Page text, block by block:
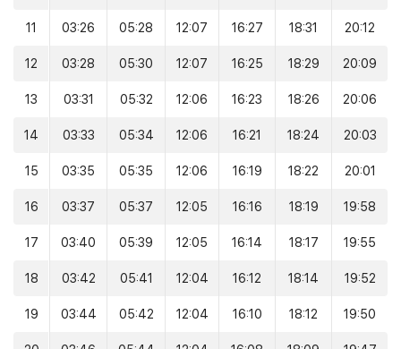
11 03:26 05:28 12:07 16:27 18:31 20:12
12 03:28 05:30 12:07 16:25 18:29 20:09
13 03:31 05:32 12:06 16:23 18:26 20:06
14 03:33 05:34 12:06 16:21 18:24 20:03
15 03:35 05:35 12:06 16:19 18:22 20:01
16 03:37 05:37 12:05 16:16 18:19 19:58
17 03:40 05:39 12:05 16:14 18:17 19:55
18 03:42 05:41 12:04 16:12 18:14 19:52
19 03:44 05:42 12:04 16:10 18:12 19:50